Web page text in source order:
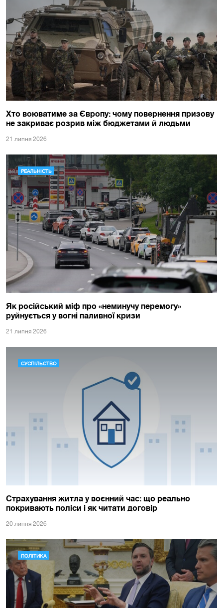
Хто воюватиме за Європу: чому повернення призову
не закриває розрив між бюджетами й людьми
21 липня 2026
РЕАЛЬНІСТЬ
Як російський міф про «неминучу перемогу»
руйнується у вогні паливної кризи
21 липня 2026
СУСПІЛЬСТВО
Страхування житла у воєнний час: що реально
покривають поліси і як читати договір
20 липня 2026
ПОЛІТИКА